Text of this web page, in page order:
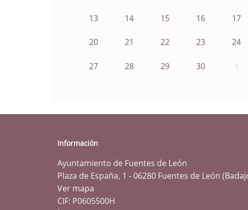
13 14 15 16 17
20 21 22 23 24
27 28 29 30 1
Información
Ayuntamiento de Fuentes de León
Plaza de España, 1 - 06280 Fuentes de León
Ver mapa
CIF: P0605500H